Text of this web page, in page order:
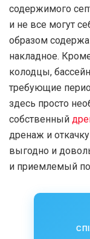
содержимого
и не все могут
образом
накладное.
колодцы,
требующие
здесь просто
собственный
дренаж и
выгодно и
и приемлемый